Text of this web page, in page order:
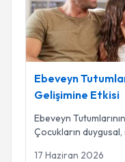
Ebeveyn
Gelişimine Etkisi
Ebeveyn
Çocukların
17 Haziran 2026